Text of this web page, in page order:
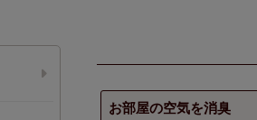
お部屋の空気を消臭